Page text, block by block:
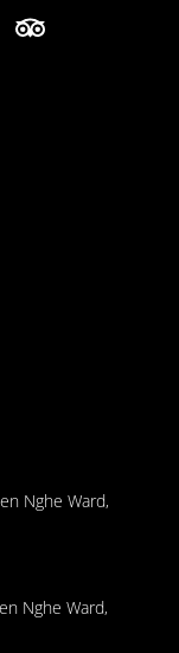
Nghe Ward,
Nghe Ward,